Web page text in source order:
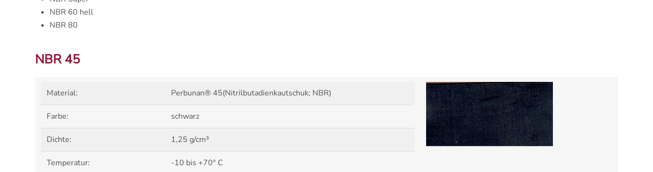
NBR 60 hell
NBR 80
NBR 45
Material: Perbunan® 45(Nitrilbutadienkautschuk; NBR)
Farbe: schwarz
Dichte: 1,25 g/cm³
Temperatur: -10 bis +70° C